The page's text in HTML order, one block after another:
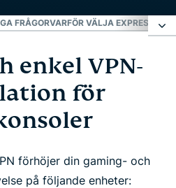
FRÅGORVARFÖR VÄLJA
installation för
till din spelkonsol?
enkel VPN-
för
förhöjer din gaming- och
på följande enheter: